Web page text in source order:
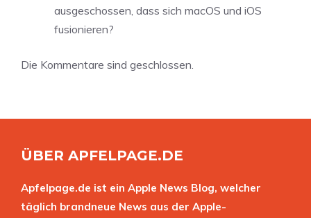
ausgeschossen, dass sich macOS und iOS
fusionieren?
Die Kommentare sind geschlossen.
ÜBER APFELPAGE.DE
Apfelpage.de ist ein Apple News Blog, welcher
täglich brandneue News aus der Apple-